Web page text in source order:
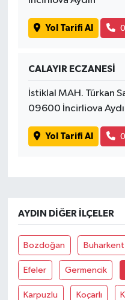
Yol Tarifi Al
CALAYIR ECZANESİ
İstiklal MAH. Türkan
09600 İncirliova
Yol Tarifi Al
AYDIN DIĞER İLÇELER
Bozdoğan Buharkent
Efeler Germencik
Karpuzlu Koçarlı